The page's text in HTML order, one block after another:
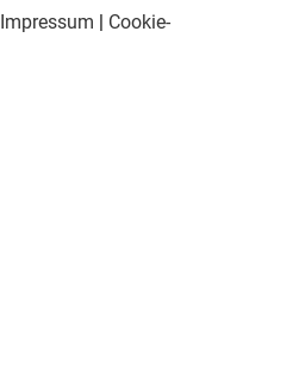
Impressum | Cookie-